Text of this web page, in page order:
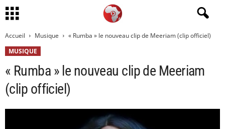
Accueil Musique
« Rumba » le nouveau clip de Meeriam (clip officiel)
MUSIQUE
« Rumba » le nouveau clip de Meeriam
(clip officiel)